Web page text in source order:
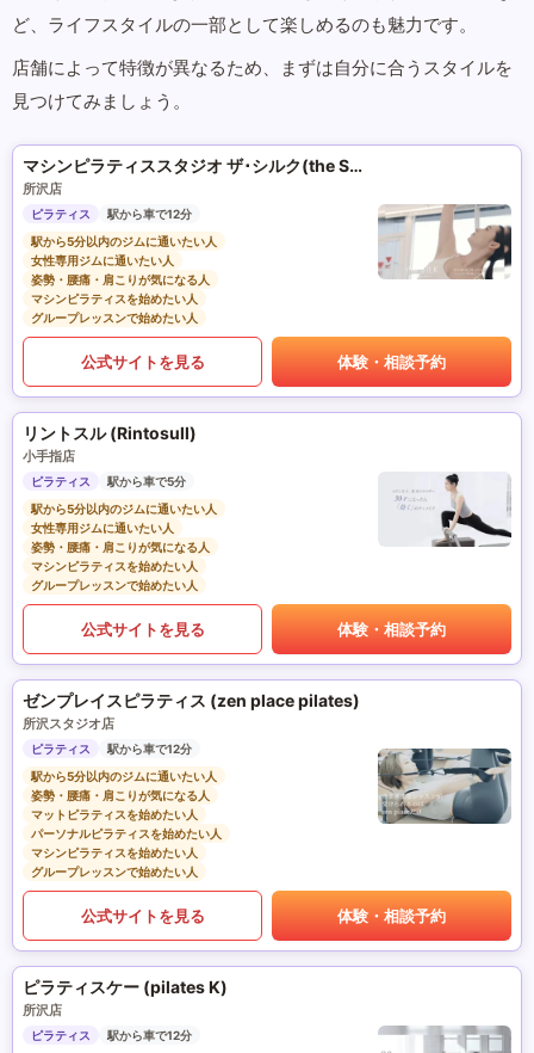
ど、ライフスタイルの一部として楽しめるのも魅力です。
店舗によって特徴が異なるため、まずは自分に合うスタイルを
見つけてみましょう。
マシンピラティススタジオ ザ･シルク(the SILK)
所沢店
ピラティス
駅から車で12分
駅から5分以内のジムに通いたい人
女性専用ジムに通いたい人
姿勢・腰痛・肩こりが気になる人
マシンピラティスを始めたい人
グループレッスンで始めたい人
公式サイトを見る 体験・相談予約
リントスル (Rintosull)
小手指店
ピラティス
駅から車で5分
駅から5分以内のジムに通いたい人
女性専用ジムに通いたい人
姿勢・腰痛・肩こりが気になる人
マシンピラティスを始めたい人
グループレッスンで始めたい人
公式サイトを見る 体験・相談予約
ゼンプレイスピラティス (zen place pilates)
所沢スタジオ店
ピラティス
駅から車で12分
駅から5分以内のジムに通いたい人
姿勢・腰痛・肩こりが気になる人
マットピラティスを始めたい人
パーソナルピラティスを始めたい人
マシンピラティスを始めたい人
グループレッスンで始めたい人
公式サイトを見る 体験・相談予約
ピラティスケー (pilates K)
所沢店
ピラティス
駅から車で12分